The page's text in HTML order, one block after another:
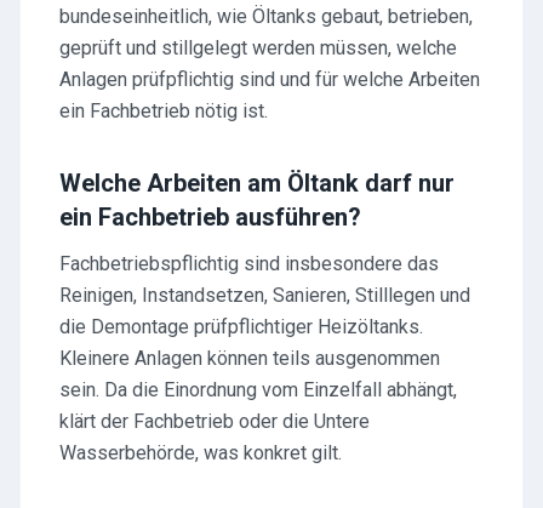
bundeseinheitlich, wie Öltanks gebaut, betrieben,
geprüft und stillgelegt werden müssen, welche
Anlagen prüfpflichtig sind und für welche Arbeiten
ein Fachbetrieb nötig ist.
Welche Arbeiten am Öltank darf nur
ein Fachbetrieb ausführen?
Fachbetriebspflichtig sind insbesondere das
Reinigen, Instandsetzen, Sanieren, Stilllegen und
die Demontage prüfpflichtiger Heizöltanks.
Kleinere Anlagen können teils ausgenommen
sein. Da die Einordnung vom Einzelfall abhängt,
klärt der Fachbetrieb oder die Untere
Wasserbehörde, was konkret gilt.